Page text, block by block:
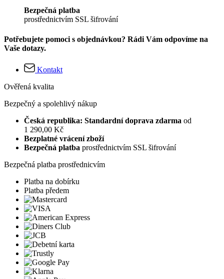
Bezpečná platba
prostřednictvím SSL šifrování
Potřebujete pomoci s objednávkou? Rádi Vám odpovíme na
Vaše dotazy.
Kontakt
Ověřená kvalita
Bezpečný a spolehlivý nákup
Česká republika: Standardní doprava zdarma od
1 290,00 Kč
Bezplatné vrácení zboží
Bezpečná platba prostřednictvím SSL šifrování
Bezpečná platba prostřednicvím
Platba na dobírku
Platba předem